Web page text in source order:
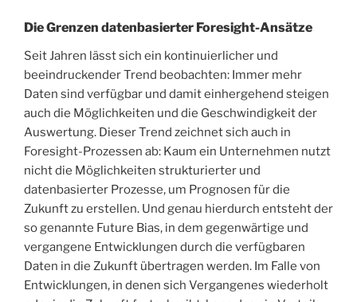
Die Grenzen datenbasierter Foresight-Ansätze
Seit Jahren lässt sich ein kontinuierlicher und
beeindruckender Trend beobachten: Immer mehr
Daten sind verfügbar und damit einhergehend steigen
auch die Möglichkeiten und die Geschwindigkeit der
Auswertung. Dieser Trend zeichnet sich auch in
Foresight-Prozessen ab: Kaum ein Unternehmen nutzt
nicht die Möglichkeiten strukturierter und
datenbasierter Prozesse, um Prognosen für die
Zukunft zu erstellen. Und genau hierdurch entsteht der
so genannte Future Bias, in dem gegenwärtige und
vergangene Entwicklungen durch die verfügbaren
Daten in die Zukunft übertragen werden. Im Falle von
Entwicklungen, in denen sich Vergangenes wiederholt